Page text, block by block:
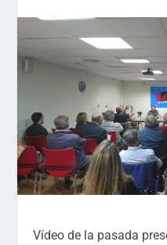
Vídeo de la pasada